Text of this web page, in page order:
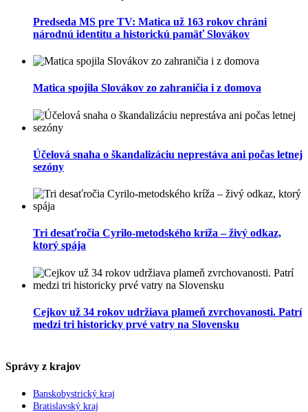
Predseda MS pre TV: Matica už 163 rokov chráni
národnú identitu a historickú pamäť Slovákov
Matica spojila Slovákov zo zahraničia i z domova
Účelová snaha o škandalizáciu neprestáva ani počas letnej
sezóny
Tri desaťročia Cyrilo-metodského kríža – živý odkaz,
ktorý spája
Cejkov už 34 rokov udržiava plameň zvrchovanosti. Patrí
medzi tri historicky prvé vatry na Slovensku
Správy z krajov
Banskobystrický kraj
Bratislavský kraj